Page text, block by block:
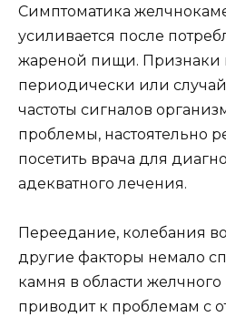
Симптоматика
усиливается после
жареной пищи. Признаки
периодически или
частоты сигналов
проблемы, настоятельно
посетить врача для
адекватного лечения.
Переедание, колебания
другие факторы немало
камня в области желчного
приводит к проблемам с